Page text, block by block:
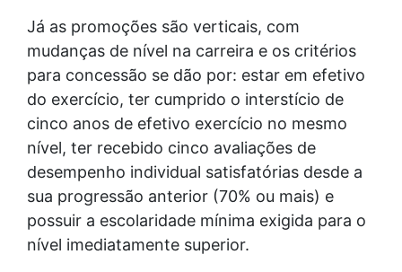
Já as promoções são verticais, com
mudanças de nível na carreira e os critérios
para concessão se dão por: estar em efetivo
do exercício, ter cumprido o interstício de
cinco anos de efetivo exercício no mesmo
nível, ter recebido cinco avaliações de
desempenho individual satisfatórias desde a
sua progressão anterior (70% ou mais) e
possuir a escolaridade mínima exigida para o
nível imediatamente superior.